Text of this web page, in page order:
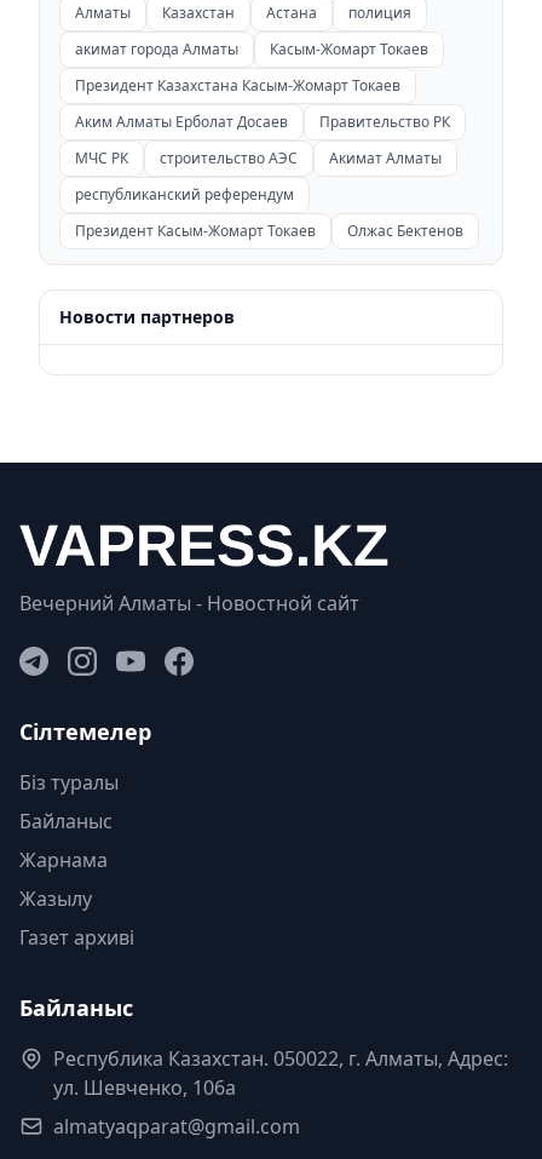
Алматы Казахстан Астана
полиция
акимат города Алматы
Касым-Жомарт Токаев
Президент Казахстана Касым-Жомарт Токаев
Аким Алматы Ерболат Досаев
Правительство РК
МЧС РК
строительство АЭС
Акимат Алматы
республиканский референдум
Президент Касым-Жомарт Токаев
Олжас Бектенов
Новости партнеров
Вечерний Алматы - Новостной сайт
Сілтемелер
Біз туралы
Байланыс
Жарнама
Жазылу
Газет архиві
Байланыс
Республика Казахстан. 050022, г. Алматы, Адрес:
ул. Шевченко, 106а
almatyaqparat@gmail.com